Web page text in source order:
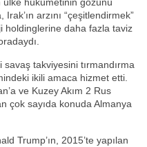
ülke hükümetinin gözünü
arzını “çeşitlendirmek”
holdinglerine daha fazla taviz
savaş takviyesini tırmandırma
ikili amaca hizmet etti.
ve Kuzey Akım 2 Rus
çok sayıda konuda Almanya
Trump’ın, 2015’te yapılan